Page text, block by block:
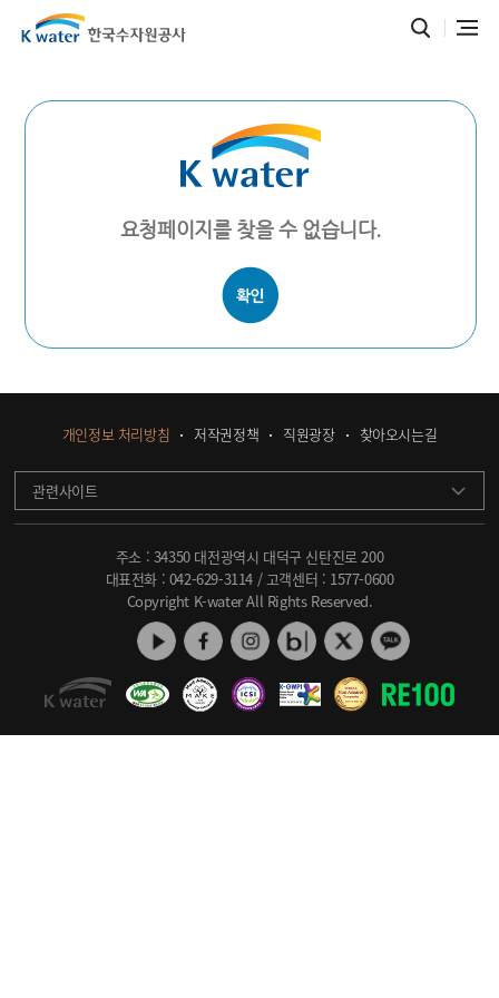
요청페이지를 찾을 수 없습니다.
개인정보 처리방침 저작권정책 직원광장 찾아오시는길
관련사이트
주소 : 34350 대전광역시 대덕구 신탄진로 200
대표전화 : 042-629-3114 / 고객센터 : 1577-0600
Copyright K-water All Rights Reserved.